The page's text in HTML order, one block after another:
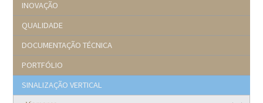
INOVAÇÃO
QUALIDADE
DOCUMENTAÇÃO TÉCNICA
PORTFÓLIO
SINALIZAÇÃO VERTICAL